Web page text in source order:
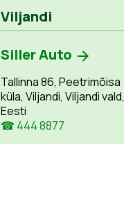
Viljandi
Siller Auto
Tallinna 86, Peetrimõisa
küla, Viljandi, Viljandi vald,
Eesti
☎ 444 8877